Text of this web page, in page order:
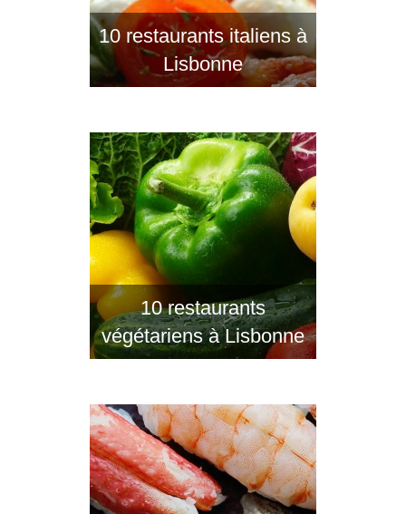
10 restaurants italiens à
Lisbonne
10 restaurants
végétariens à Lisbonne